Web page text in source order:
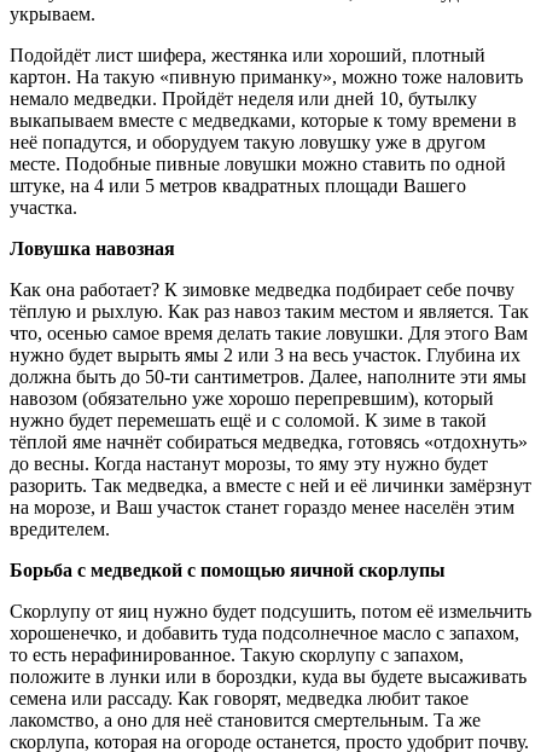
укрываем.
Подойдёт лист шифера, жестянка или хороший, плотный
картон. На такую «пивную приманку», можно тоже наловить
немало медведки. Пройдёт неделя или дней 10, бутылку
выкапываем вместе с медведками, которые к тому времени в
неё попадутся, и оборудуем такую ловушку уже в другом
месте. Подобные пивные ловушки можно ставить по одной
штуке, на 4 или 5 метров квадратных площади Вашего
участка.
Ловушка навозная
Как она работает? К зимовке медведка подбирает себе почву
тёплую и рыхлую. Как раз навоз таким местом и является. Так
что, осенью самое время делать такие ловушки. Для этого Вам
нужно будет вырыть ямы 2 или 3 на весь участок. Глубина их
должна быть до 50-ти сантиметров. Далее, наполните эти ямы
навозом (обязательно уже хорошо перепревшим), который
нужно будет перемешать ещё и с соломой. К зиме в такой
тёплой яме начнёт собираться медведка, готовясь «отдохнуть»
до весны. Когда настанут морозы, то яму эту нужно будет
разорить. Так медведка, а вместе с ней и её личинки замёрзнут
на морозе, и Ваш участок станет гораздо менее населён этим
вредителем.
Борьба с медведкой с помощью яичной скорлупы
Скорлупу от яиц нужно будет подсушить, потом её измельчить
хорошенечко, и добавить туда подсолнечное масло с запахом,
то есть нерафинированное. Такую скорлупу с запахом,
положите в лунки или в бороздки, куда вы будете высаживать
семена или рассаду. Как говорят, медведка любит такое
лакомство, а оно для неё становится смертельным. Та же
скорлупа, которая на огороде останется, просто удобрит почву.